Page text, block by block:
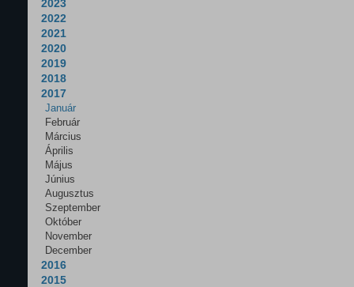
2023
2022
2021
2020
2019
2018
2017
Január
Február
Március
Április
Május
Június
Augusztus
Szeptember
Október
November
December
2016
2015